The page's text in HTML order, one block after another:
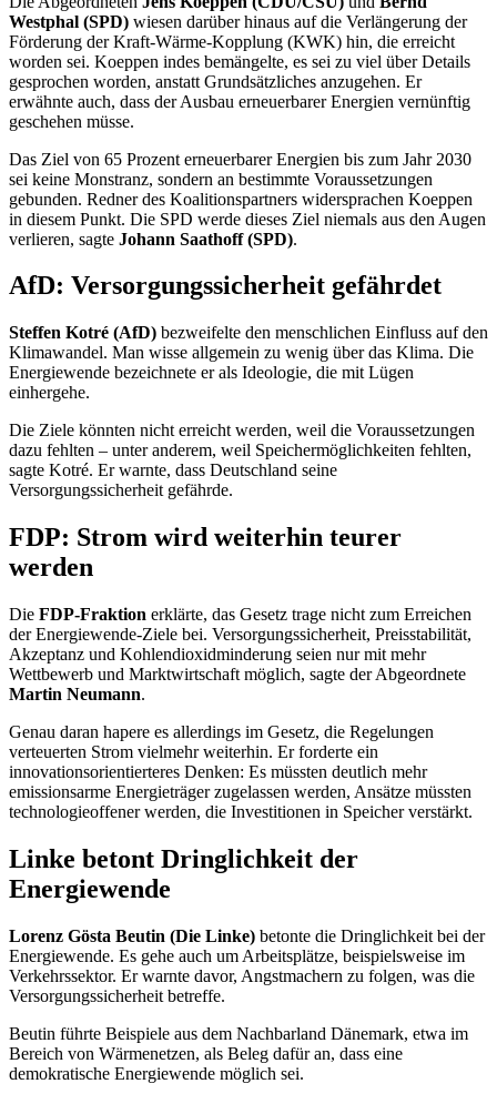
Westphal (SPD) wiesen darüber hinaus auf die Verlängerung der
Förderung der Kraft-Wärme-Kopplung (KWK) hin, die erreicht
worden sei. Koeppen indes bemängelte, es sei zu viel über Details
gesprochen worden, anstatt Grundsätzliches anzugehen. Er
erwähnte auch, dass der Ausbau erneuerbarer Energien vernünftig
geschehen müsse.
Das Ziel von 65 Prozent erneuerbarer Energien bis zum Jahr 2030
sei keine Monstranz, sondern an bestimmte Voraussetzungen
gebunden. Redner des Koalitionspartners widersprachen Koeppen
in diesem Punkt. Die SPD werde dieses Ziel niemals aus den Augen
verlieren, sagte Johann Saathoff (SPD).
AfD: Versorgungssicherheit gefährdet
Steffen Kotré (AfD) bezweifelte den menschlichen Einfluss auf den
Klimawandel. Man wisse allgemein zu wenig über das Klima. Die
Energiewende bezeichnete er als Ideologie, die mit Lügen
einhergehe.
Die Ziele könnten nicht erreicht werden, weil die Voraussetzungen
dazu fehlten – unter anderem, weil Speichermöglichkeiten fehlten,
sagte Kotré. Er warnte, dass Deutschland seine
Versorgungssicherheit gefährde.
FDP: Strom wird weiterhin teurer
werden
Die FDP-Fraktion erklärte, das Gesetz trage nicht zum Erreichen
der Energiewende-Ziele bei. Versorgungssicherheit, Preisstabilität,
Akzeptanz und Kohlendioxidminderung seien nur mit mehr
Wettbewerb und Marktwirtschaft möglich, sagte der Abgeordnete
Martin Neumann.
Genau daran hapere es allerdings im Gesetz, die Regelungen
verteuerten Strom vielmehr weiterhin. Er forderte ein
innovationsorientierteres Denken: Es müssten deutlich mehr
emissionsarme Energieträger zugelassen werden, Ansätze müssten
technologieoffener werden, die Investitionen in Speicher verstärkt.
Linke betont Dringlichkeit der
Energiewende
Lorenz Gösta Beutin (Die Linke) betonte die Dringlichkeit bei der
Energiewende. Es gehe auch um Arbeitsplätze, beispielsweise im
Verkehrssektor. Er warnte davor, Angstmachern zu folgen, was die
Versorgungssicherheit betreffe.
Beutin führte Beispiele aus dem Nachbarland Dänemark, etwa im
Bereich von Wärmenetzen, als Beleg dafür an, dass eine
demokratische Energiewende möglich sei.